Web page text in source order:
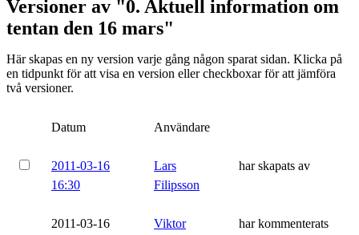
Versioner av "0. Aktuell information om
tentan den 16 mars"
Här skapas en ny version varje gång någon sparat sidan. Klicka på
en tidpunkt för att visa en version eller checkboxar för att jämföra
två versioner.
Datum Användare
2011-03-16
16:30
Lars
Filipsson
har skapats av
2011-03-16
Viktor
har kommenterats